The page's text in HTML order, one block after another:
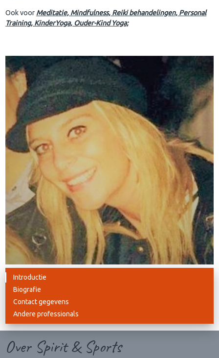
Ook voor Meditatie, Mindfulness, Reiki behandelingen, Personal
Training, KinderYoga, Ouder-Kind Yoga;
Introductie
Biografie
Contact gegevens
Andere professionals
Over Spirit & Sports